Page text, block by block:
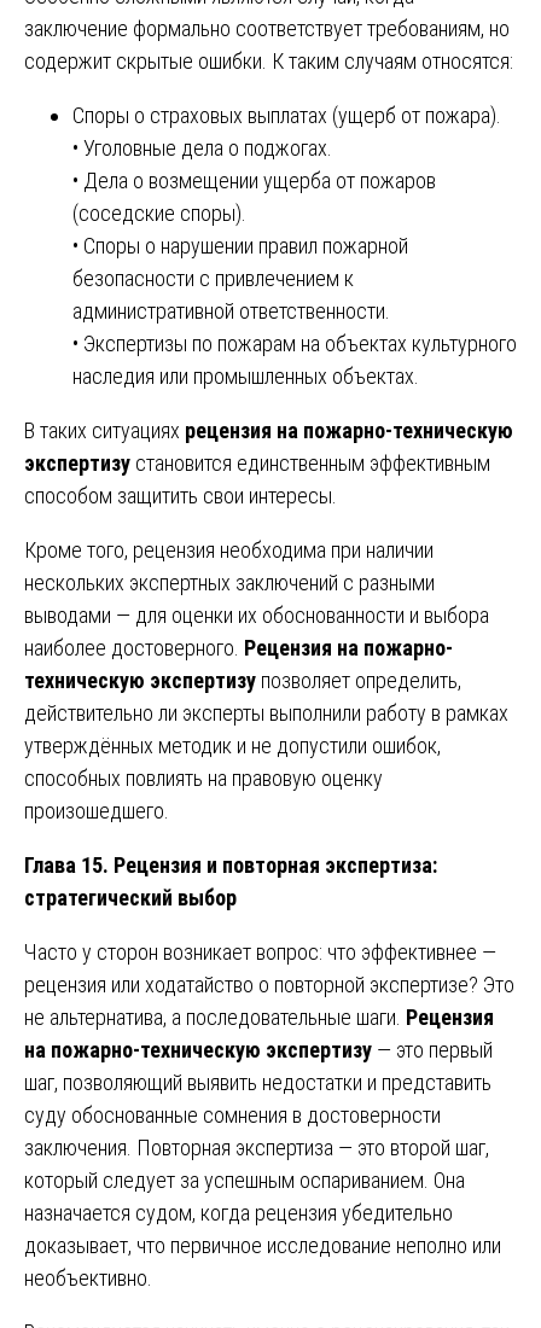
заключение формально соответствует требованиям, но
содержит скрытые ошибки. К таким случаям относятся:
Споры о страховых выплатах (ущерб от пожара).
• Уголовные дела о поджогах.
• Дела о возмещении ущерба от пожаров
(соседские споры).
• Споры о нарушении правил пожарной
безопасности с привлечением к
административной ответственности.
• Экспертизы по пожарам на объектах культурного
наследия или промышленных объектах.
В таких ситуациях рецензия на пожарно-техническую
экспертизу становится единственным эффективным
способом защитить свои интересы.
Кроме того, рецензия необходима при наличии
нескольких экспертных заключений с разными
выводами — для оценки их обоснованности и выбора
наиболее достоверного. Рецензия на пожарно-
техническую экспертизу позволяет определить,
действительно ли эксперты выполнили работу в рамках
утверждённых методик и не допустили ошибок,
способных повлиять на правовую оценку
произошедшего.
Глава 15. Рецензия и повторная экспертиза:
стратегический выбор
Часто у сторон возникает вопрос: что эффективнее —
рецензия или ходатайство о повторной экспертизе? Это
не альтернатива, а последовательные шаги. Рецензия
на пожарно-техническую экспертизу — это первый
шаг, позволяющий выявить недостатки и представить
суду обоснованные сомнения в достоверности
заключения. Повторная экспертиза — это второй шаг,
который следует за успешным оспариванием. Она
назначается судом, когда рецензия убедительно
доказывает, что первичное исследование неполно или
необъективно.